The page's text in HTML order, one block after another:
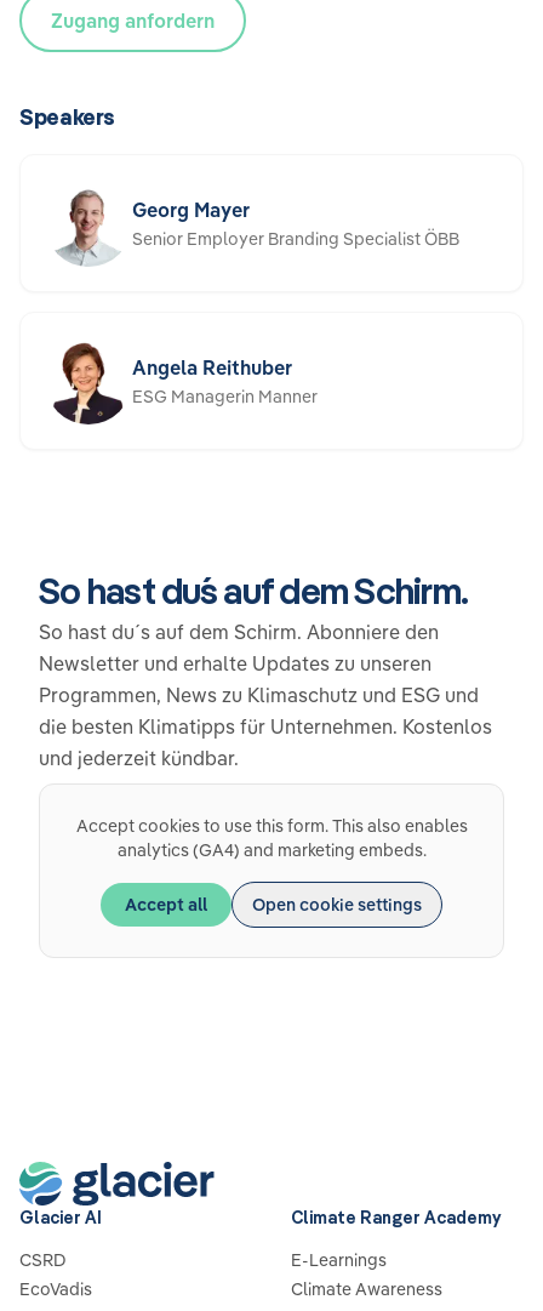
Zugang anfordern
Speakers
Georg Mayer
Senior Employer Branding Specialist ÖBB
Angela Reithuber
ESG Managerin Manner
So hast du´s auf dem Schirm.
So hast du´s auf dem Schirm. Abonniere den
Newsletter und erhalte Updates zu unseren
Programmen, News zu Klimaschutz und ESG und
die besten Klimatipps für Unternehmen. Kostenlos
und jederzeit kündbar.
Accept cookies to use this form. This also enables
analytics (GA4) and marketing embeds.
Accept all Open cookie settings
Glacier AI
CSRD
EcoVadis
Climate Ranger Academy
E-Learnings
Climate Awareness